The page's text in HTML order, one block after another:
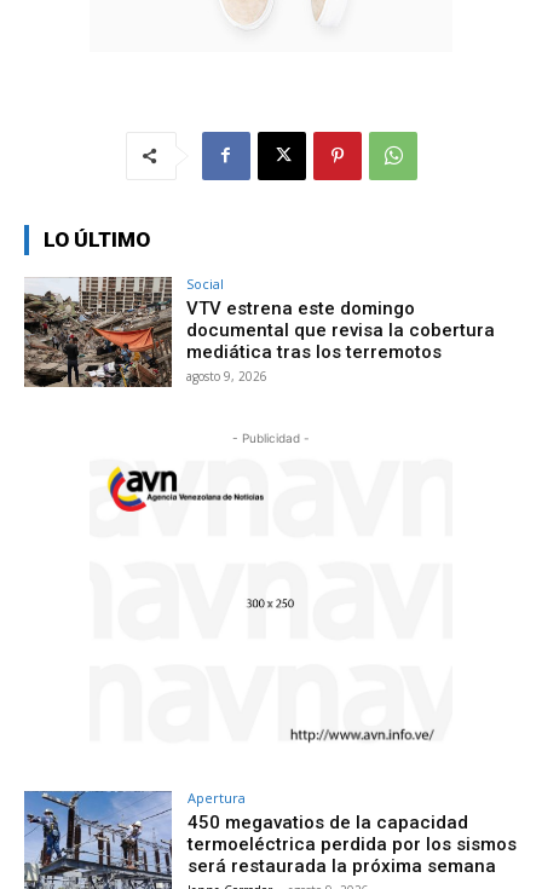
LO ÚLTIMO
Social
VTV estrena este domingo
documental que revisa la cobertura
mediática tras los terremotos
agosto 9, 2026
- Publicidad -
Apertura
450 megavatios de la capacidad
termoeléctrica perdida por los sismos
será restaurada la próxima semana